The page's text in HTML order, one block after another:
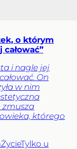
o którym
i nagle jej
On
w nim
zmusza
którego
ŻycieTylko u